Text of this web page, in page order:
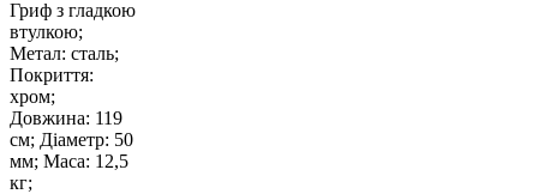
Гриф з гладкою
втулкою;
Метал: сталь;
Покриття:
хром;
Довжина: 119
см; Діаметр: 50
мм; Маса: 12,5
кг;